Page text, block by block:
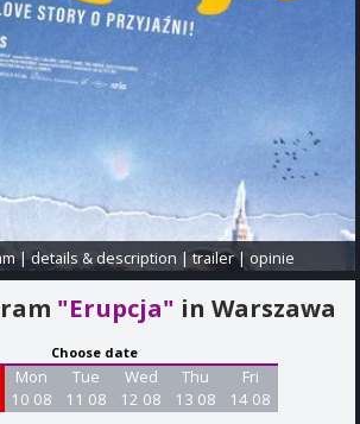
|details & description |trailer| opinie
"Erupcja" in Warszawa
Choose date
Mon
10 08
Tue
11 08
Wed
12 08
Thu
13 08
Fri
14 08